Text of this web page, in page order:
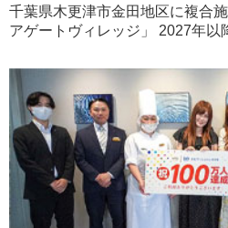
千葉県木更津市金田地区に複合
アゲートヴィレッジ」 2027年以